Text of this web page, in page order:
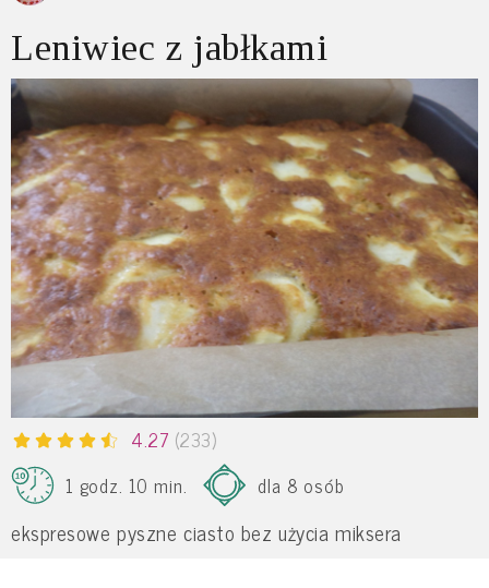
Leniwiec z jabłkami
4.27 (233)
1 godz. 10 min.
dla 8 osób
ekspresowe pyszne ciasto bez użycia miksera